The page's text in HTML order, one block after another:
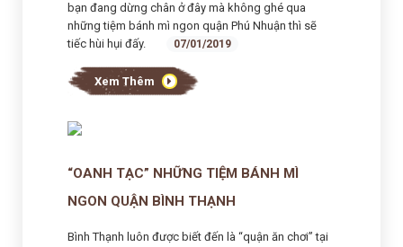
bạn đang dừng chân ở đây mà không ghé qua
những tiệm bánh mì ngon quận Phú Nhuận thì sẽ
tiếc hùi hụi đấy.
07/01/2019
Xem Thêm
“OANH TẠC” NHỮNG TIỆM BÁNH MÌ
NGON QUẬN BÌNH THẠNH
Bình Thạnh luôn được biết đến là “quận ăn chơi” tại